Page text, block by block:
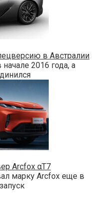
в Австралии
2016 года, а
Arcfox αT7
марку Arcfox еще в